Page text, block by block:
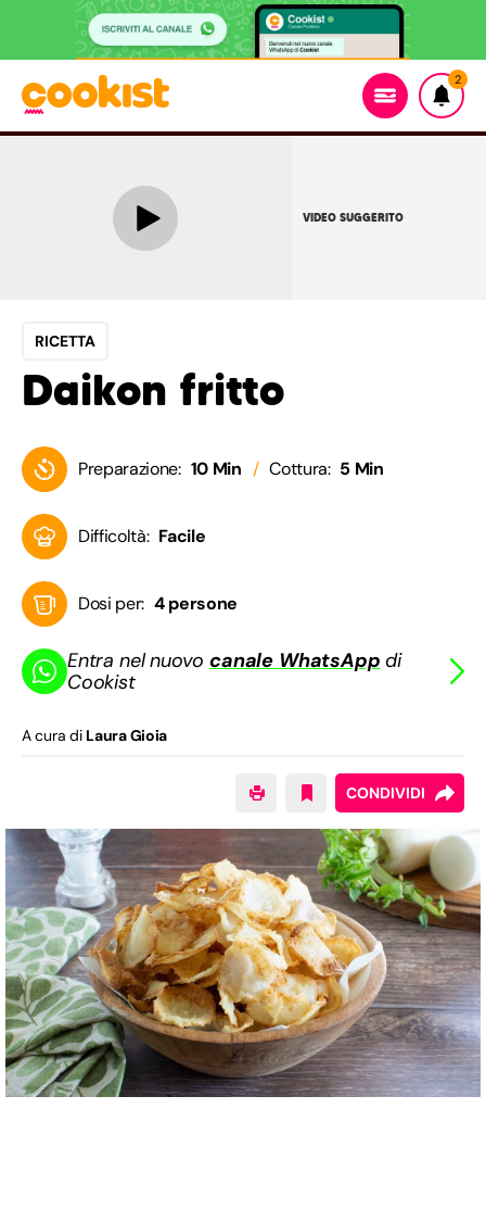
2
VIDEO SUGGERITO
RICETTA
Daikon fritto
Preparazione: 10 Min Cottura: 5 Min
Difficoltà: Facile
Dosi per: 4 persone
Entra nel nuovocanale WhatsApp di
Cookist
A cura di Laura Gioia
CONDIVIDI